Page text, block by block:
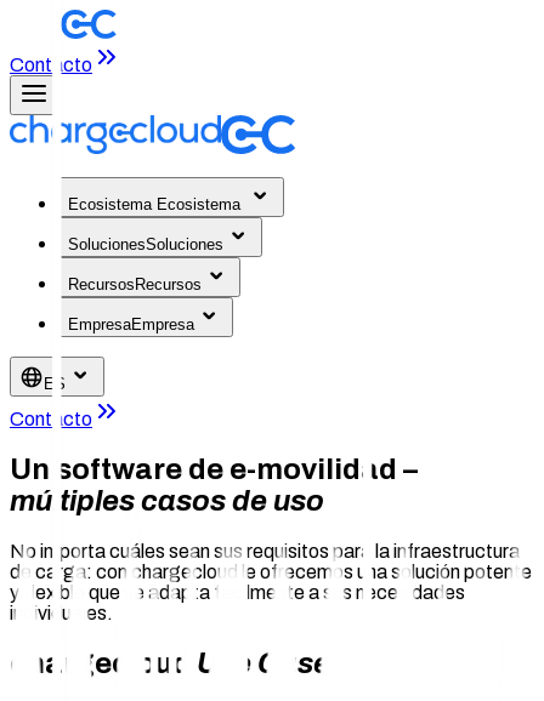
Contacto
Ecosistema Ecosistema
SolucionesSoluciones
Recursos Recursos
EmpresaEmpresa
ES
Contacto
Un software de e-movilidad –
múltiples casos de uso
No importa cuáles sean sus requisitos para la infraestructura
de carga: con chargecloud le ofrecemos una solución potente
y flexible que se adapta fácilmente a sus necesidades
individuales.
chargecloud Use Cases